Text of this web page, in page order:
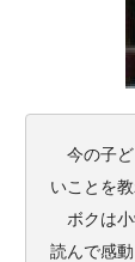
今の子ど
いことを
ボクは小
読んで感